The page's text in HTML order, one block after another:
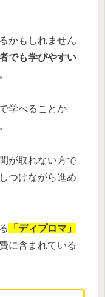
かもしれません
でも学びやすい
学べることか
が取れない方で
つけながら進め
「ディプロマ」
に含まれている